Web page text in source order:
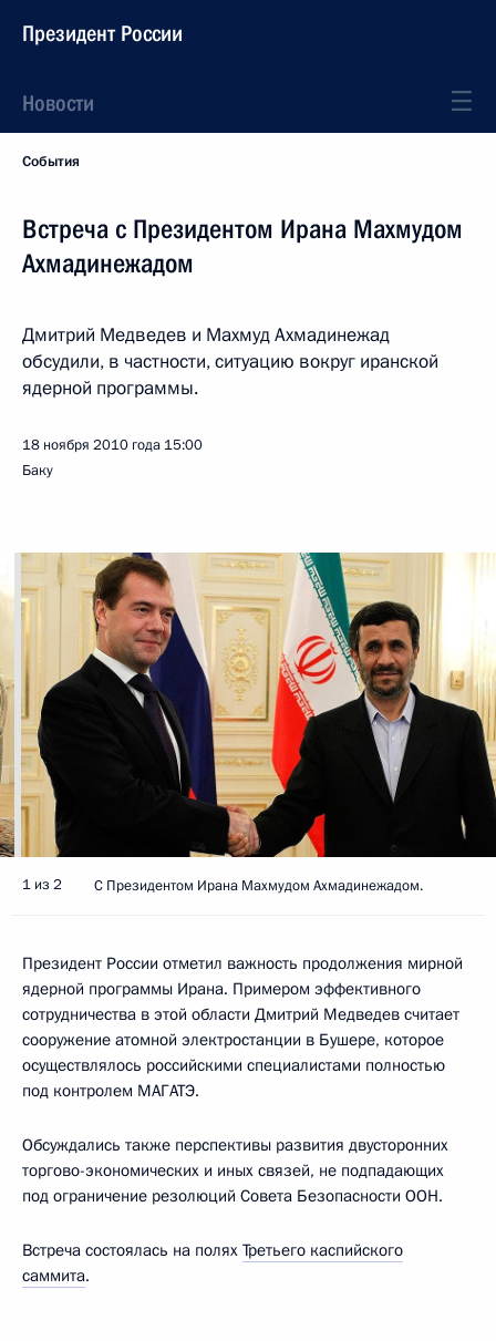
Президент России
Новости
События
Встреча с Президентом Ирана Махмудом
Ахмадинежадом
Дмитрий Медведев и Махмуд Ахмадинежад
обсудили, в частности, ситуацию вокруг иранской
ядерной программы.
18 ноября 2010 года 15:00
Баку
1 из 2 С Президентом Ирана Махмудом Ахмадинежадом.
Президент России отметил важность продолжения мирной
ядерной программы Ирана. Примером эффективного
сотрудничества в этой области Дмитрий Медведев считает
сооружение атомной электростанции в Бушере, которое
осуществлялось российскими специалистами полностью
под контролем МАГАТЭ.
Обсуждались также перспективы развития двусторонних
торгово-экономических и иных связей, не подпадающих
под ограничение резолюций Совета Безопасности ООН.
Встреча состоялась на полях Третьего каспийского
саммита.